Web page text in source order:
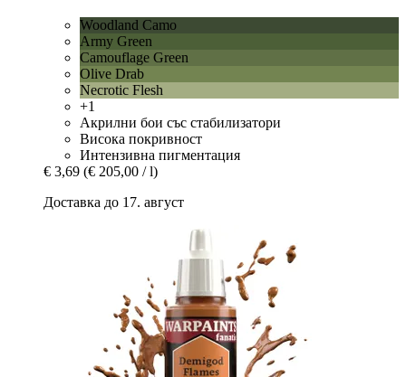
Woodland Camo
Army Green
Camouflage Green
Olive Drab
Necrotic Flesh
+1
Акрилни бои със стабилизатори
Висока покривност
Интензивна пигментация
€ 3,69 (€ 205,00 / l)
Доставка до 17. август